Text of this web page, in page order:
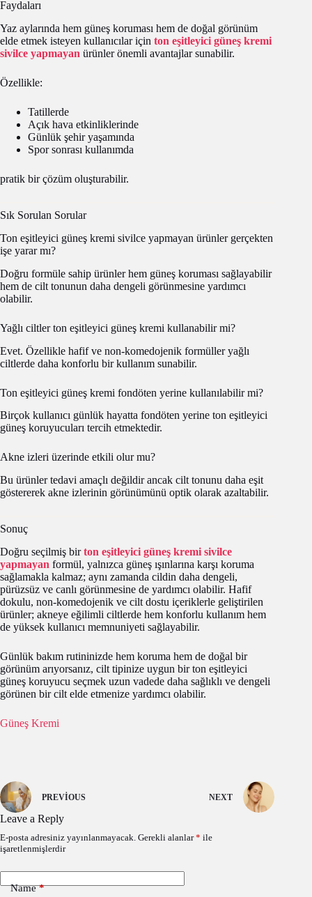
Faydaları
Yaz aylarında hem güneş koruması hem de doğal görünüm
elde etmek isteyen kullanıcılar için ton eşitleyici güneş kremi
sivilce yapmayan ürünler önemli avantajlar sunabilir.
Özellikle:
Tatillerde
Açık hava etkinliklerinde
Günlük şehir yaşamında
Spor sonrası kullanımda
pratik bir çözüm oluşturabilir.
Sık Sorulan Sorular
Ton eşitleyici güneş kremi sivilce yapmayan ürünler gerçekten
işe yarar mı?
Doğru formüle sahip ürünler hem güneş koruması sağlayabilir
hem de cilt tonunun daha dengeli görünmesine yardımcı
olabilir.
Yağlı ciltler ton eşitleyici güneş kremi kullanabilir mi?
Evet. Özellikle hafif ve non-komedojenik formüller yağlı
ciltlerde daha konforlu bir kullanım sunabilir.
Ton eşitleyici güneş kremi fondöten yerine kullanılabilir mi?
Birçok kullanıcı günlük hayatta fondöten yerine ton eşitleyici
güneş koruyucuları tercih etmektedir.
Akne izleri üzerinde etkili olur mu?
Bu ürünler tedavi amaçlı değildir ancak cilt tonunu daha eşit
göstererek akne izlerinin görünümünü optik olarak azaltabilir.
Sonuç
Doğru seçilmiş birton eşitleyici güneş kremi sivilce
yapmayan formül, yalnızca güneş ışınlarına karşı koruma
sağlamakla kalmaz; aynı zamanda cildin daha dengeli,
pürüzsüz ve canlı görünmesine de yardımcı olabilir. Hafif
dokulu, non-komedojenik ve cilt dostu içeriklerle geliştirilen
ürünler; akneye eğilimli ciltlerde hem konforlu kullanım hem
de yüksek kullanıcı memnuniyeti sağlayabilir.
Günlük bakım rutininizde hem koruma hem de doğal bir
görünüm arıyorsanız, cilt tipinize uygun bir ton eşitleyici
güneş koruyucu seçmek uzun vadede daha sağlıklı ve dengeli
görünen bir cilt elde etmenize yardımcı olabilir.
Güneş Kremi
PREVIOUS NEXT
Leave a Reply
E-posta adresiniz yayınlanmayacak. Gerekli alanlar* ile
işaretlenmişlerdir
Name*